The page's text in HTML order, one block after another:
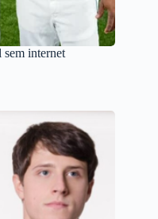
sem internet